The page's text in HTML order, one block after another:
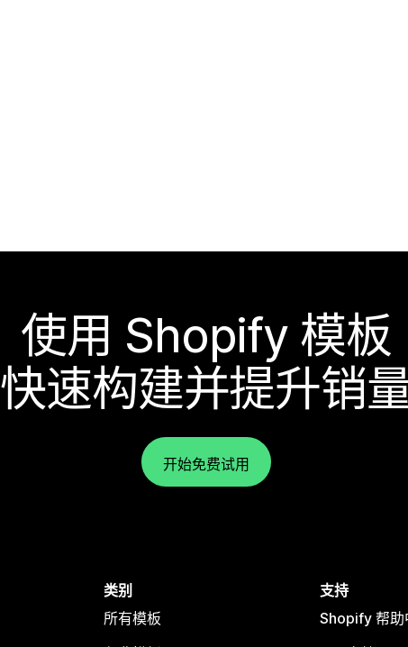
使用 Shopify 模板
快速构建并提升销
开始免费试用
类别
所有模板
支持
Shopify 帮助